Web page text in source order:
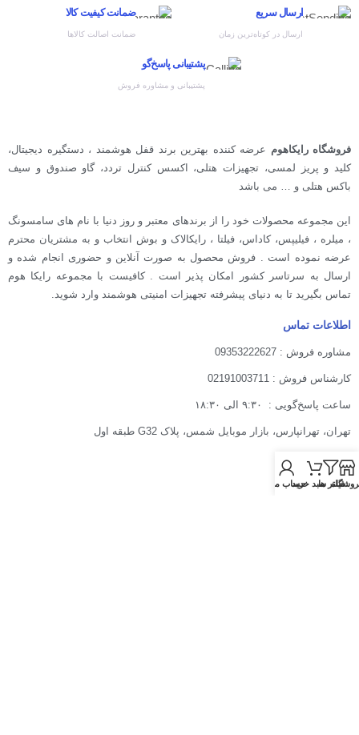
ارسال سریع
ارسال در کوتاه‌ترین زمان
ضمانت کیفیت کالا
ضمانت اصالت کالاها
پشتیبانی پاسخ‌گو
پشتیبانی و مشاوره فروش
فروشگاه رایکاهوم عرضه کننده بهترین برند قفل هوشمند ، دستگیره دیجیتال،
کلید و پریز لمسی، تجهیزات هتلی، اکسس کنترل تردد، گاو صندوق و سیف
باکس هتلی و … می باشد
این مجموعه محصولات خود را از برندهای معتبر و روز دنیا با نام های سامسونگ
، میلره ، فیلیپس، کاداس، فیلتا ، رایکالاک و بوش انتخاب و به مشتریان محترم
عرضه نموده است . فروش محصول به صورت آنلاین و حضوری انجام شده و
ارسال به سرتاسر کشور امکان پذیر است . کافیست با مجموعه رایکا هوم
تماس بگیرید تا به دنیای پیشرفته تجهیزات امنیتی هوشمند وارد شوید.
اطلاعات تماس
مشاوره فروش : 09353222627
کارشناس فروش : 02191003711
ساعت پاسخ‌گویی : ۹:۳۰ الی ۱۸:۳۰
تهران، تهرانپارس، بازار موبایل شمس، پلاک G32 طبقه اول
فیلتر هاسبد خریدحساب من